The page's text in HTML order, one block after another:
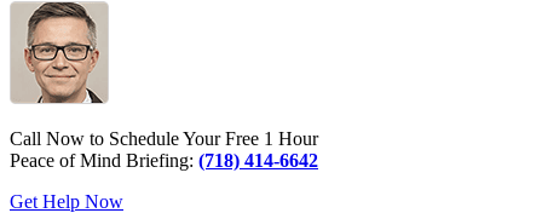
Call Now to Schedule Your Free 1 Hour
Peace of Mind Briefing: (718) 414-6642
Get Help Now